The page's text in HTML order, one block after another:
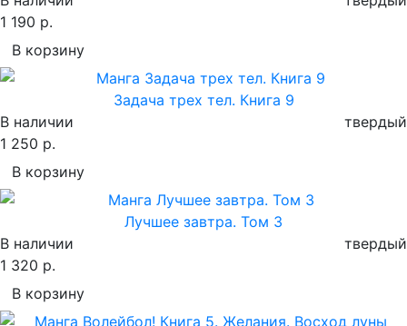
1 190 р.
В корзину
Задача трех тел. Книга 9
В наличии
твердый
1 250 р.
В корзину
Лучшее завтра. Том 3
В наличии
твердый
1 320 р.
В корзину